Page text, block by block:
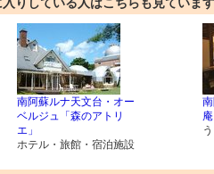
南阿蘇ルナ天文台・オー
ベルジュ「森のアトリ
エ」
ホテル・旅館・宿泊施設
庵